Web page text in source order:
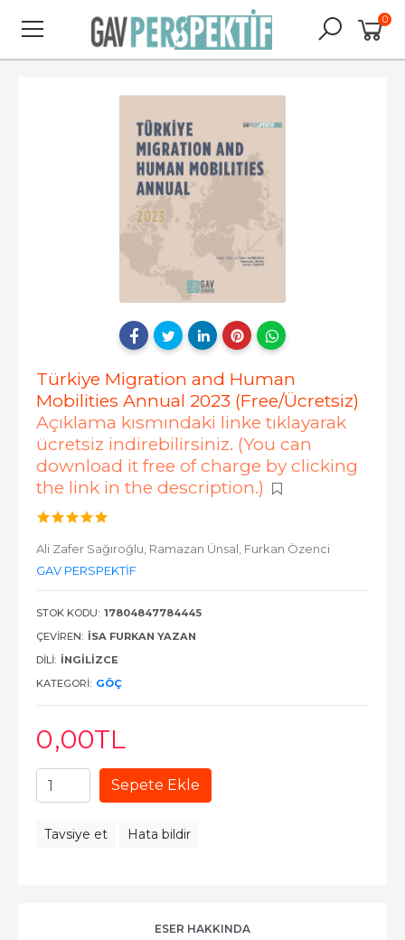
0
Türkiye Migration and Human
Mobilities Annual 2023 (Free/Ücretsiz)
Açıklama kısmındaki linke tıklayarak
ücretsiz indirebilirsiniz. (You can
download it free of charge by clicking
the link in the description.)
Ali Zafer Sağıroğlu, Ramazan Ünsal, Furkan Özenci
GAV PERSPEKTİF
STOK KODU: 17804847784445
ÇEVIREN: İSA FURKAN YAZAN
DILI: İNGİLİZCE
KATEGORI: GÖÇ
0,00TL
Sepete Ekle
Tavsiye et Hata bildir
ESER HAKKINDA